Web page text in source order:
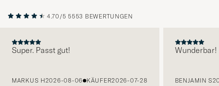
4.70/5 5553 BEWERTUNGEN
Super. Passt gut!
MARKUS H2026-08-06 KÄUFER2026-07-28
Wunderbar!
BENJAMIN S